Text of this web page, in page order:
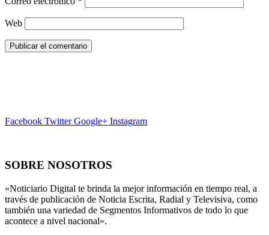
Web
Facebook Twitter Google+ Instagram
SOBRE NOSOTROS
«Noticiario Digital te brinda la mejor información en tiempo real, a
través de publicación de Noticia Escrita, Radial y Televisiva, como
también una variedad de Segmentos Informativos de todo lo que
acontece a nivel nacional».